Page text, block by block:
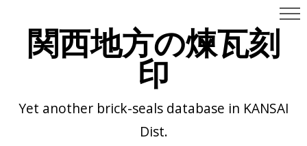
関西地方の煉瓦刻
印
Yet another brick-seals database in KANSAI
Dist.